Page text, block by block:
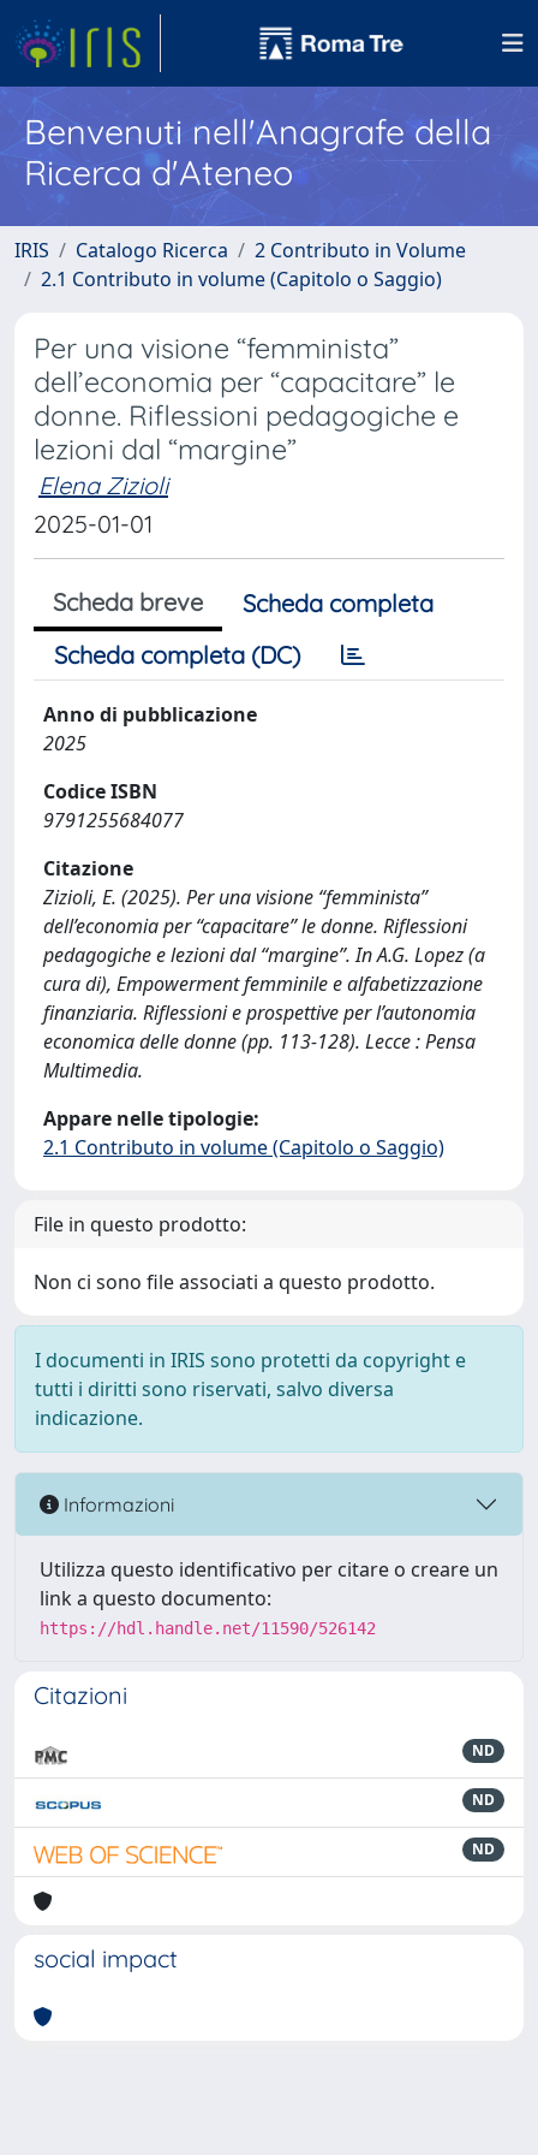
Benvenuti nell'Anagrafe della
Ricerca d'Ateneo
IRIS Catalogo Ricerca
2 Contributo in Volume
2.1 Contributo in volume (Capitolo o Saggio)
Per una visione “femminista”
dell’economia per “capacitare” le
donne. Riflessioni pedagogiche e
lezioni dal “margine”
Elena Zizioli
2025-01-01
Scheda breve
Scheda completa
Scheda completa (DC)
Anno di pubblicazione
2025
Codice ISBN
9791255684077
Citazione
Zizioli, E. (2025). Per una visione “femminista”
dell’economia per “capacitare” le donne. Riflessioni
pedagogiche e lezioni dal “margine”. In A.G. Lopez (a
cura di), Empowerment femminile e alfabetizzazione
finanziaria. Riflessioni e prospettive per l’autonomia
economica delle donne (pp. 113-128). Lecce : Pensa
Multimedia.
Appare nelle tipologie:
2.1 Contributo in volume (Capitolo o Saggio)
File in questo prodotto:
Non ci sono file associati a questo prodotto.
I documenti in IRIS sono protetti da copyright e
tutti i diritti sono riservati, salvo diversa
indicazione.
Informazioni
Utilizza questo identificativo per citare o creare un
link a questo documento:
https://hdl.handle.net/11590/526142
Citazioni
ND
ND
ND
social impact